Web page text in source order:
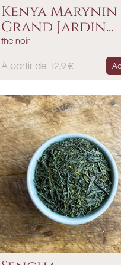
Kenya Marynin
Grand Jardin...
the noir
P
x
À partir de 12,9 €